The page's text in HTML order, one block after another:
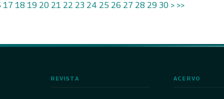
17 18 19 20 21 22 23 24 25 26 27 28 29 30 > >>
REVISTA ACERVO